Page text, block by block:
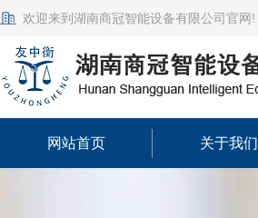
欢迎来到湖南商冠智能设备有限公司官网!
网站首页 关于我们